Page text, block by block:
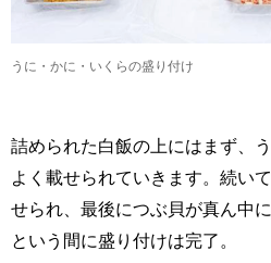
うに・かに・いくらの盛り付け
詰められた白飯の上にはまず、
よく載せられていきます。続い
せられ、最後につぶ貝が真ん中
という間に盛り付けは完了。